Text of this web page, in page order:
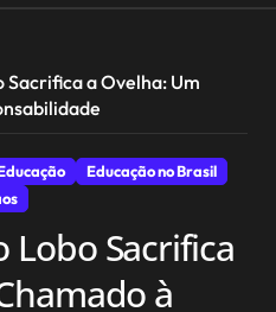
Sacrifica a Ovelha: Um
Educação no Brasil
Lobo Sacrifica
à